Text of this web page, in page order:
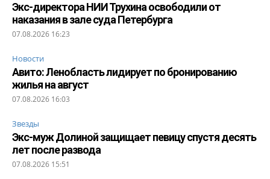
Экс-директора НИИ Трухина освободили от
наказания в зале суда Петербурга
07.08.2026 16:23
Новости
Авито: Ленобласть лидирует по бронированию
жилья на август
07.08.2026 16:03
Звезды
Экс-муж Долиной защищает певицу спустя десять
лет после развода
07.08.2026 15:51